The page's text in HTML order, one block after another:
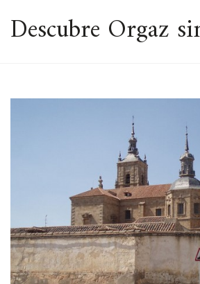
Descubre Orgaz